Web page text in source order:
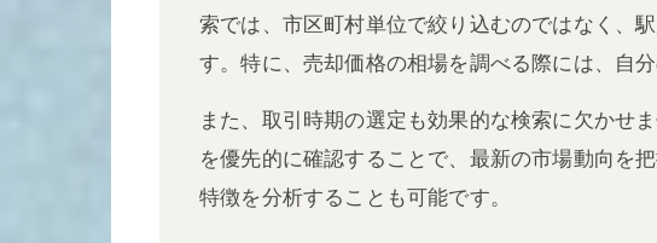
索では、市区町村単位で絞り込むのではなく、
す。特に、売却価格の相場を調べる際には、自
また、取引時期の選定も効果的な検索に欠かせ
を優先的に確認することで、最新の市場動向を
特徴を分析することも可能です。